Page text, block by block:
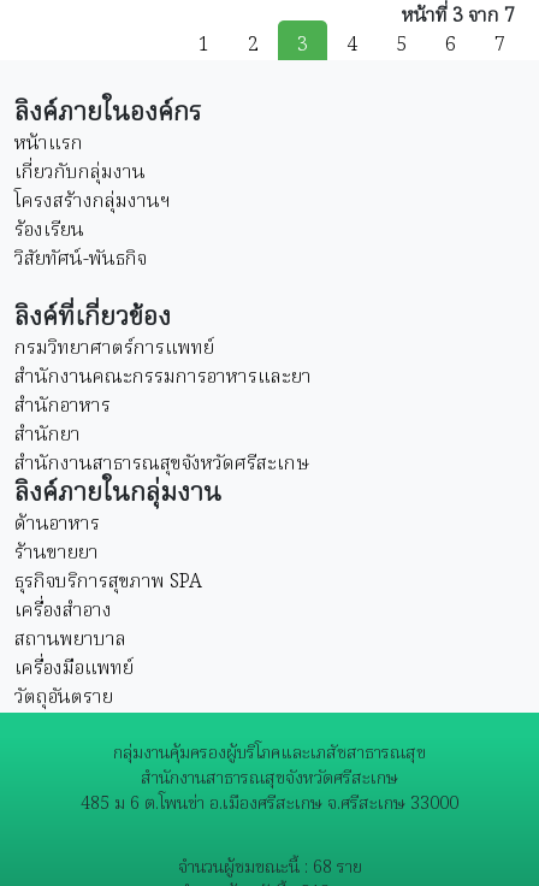
หน้าที่ 3 จาก 7
1
2 3 4 5 6 7
ลิงค์ภายในองค์กร
หน้าแรก
เกี่ยวกับกลุ่มงาน
โครงสร้างกลุ่มงานฯ
ร้องเรียน
วิสัยทัศน์-พันธกิจ
ลิงค์ที่เกี่ยวข้อง
กรมวิทยาศาตร์การแพทย์
สำนักงานคณะกรรมการอาหารและยา
สำนักอาหาร
สำนักยา
สำนักงานสาธารณสุขจังหวัดศรีสะเกษ
ลิงค์ภายในกลุ่มงาน
ด้านอาหาร
ร้านขายยา
ธุรกิจบริการสุขภาพ SPA
เครื่องสำอาง
สถานพยาบาล
เครื่องมือแพทย์
วัตถุอันตราย
กลุ่มงานคุ้มครองผู้บริโภคและเภสัชสาธารณสุข
สำนักงานสาธารณสุขจังหวัดศรีสะเกษ
485 ม 6 ต.โพนข่า อ.เมืองศรีสะเกษ จ.ศรีสะเกษ 33000
จำนวนผู้ชมขณะนี้ : 68 ราย